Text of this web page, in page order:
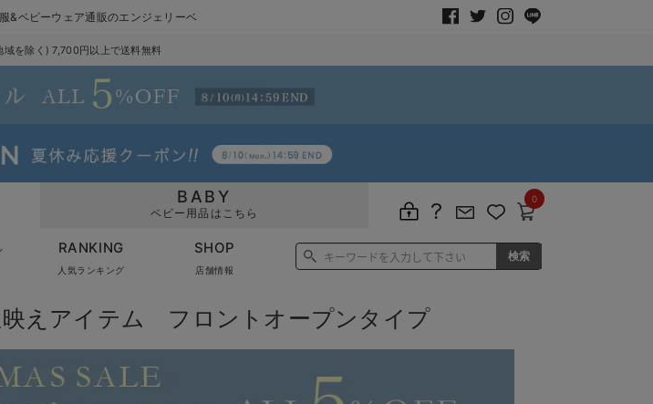
&ベビーウェア通販のエンジェリーベ
を除く) 7,700円以上で送料無料
BABY
ベビー用品はこちら
0
RANKING
人気ランキング
SHOP
店舗情報
映えアイテム フロントオープンタイプ